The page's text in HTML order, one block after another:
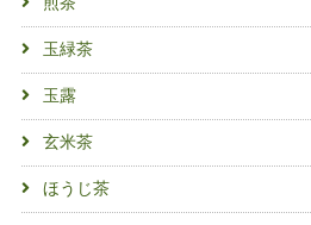
玉緑茶
玉露
玄米茶
ほうじ茶